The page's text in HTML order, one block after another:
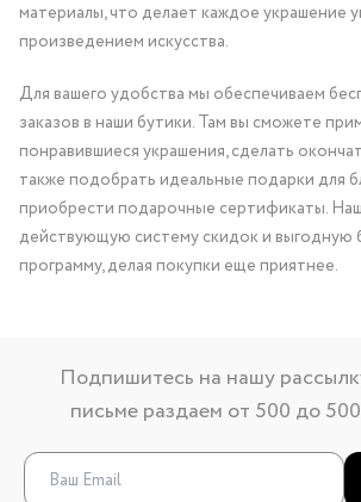
материалы, что делает каждое украшение
произведением искусства.
Для вашего удобства мы обеспечиваем
заказов в наши бутики. Там вы сможете
понравившиеся украшения, сделать
также подобрать идеальные подарки для
приобрести подарочные сертификаты.
действующую систему скидок и выгодную
программу, делая покупки еще приятнее.
Подпишитесь на нашу
письме раздаем от 500 до